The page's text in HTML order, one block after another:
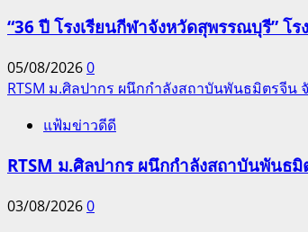
“36 ปี โรงเรียนกีฬาจังหวัดสุพรรณบุรี”
05/08/20260
RTSM ม.ศิลปากร ผนึกกำลังสถาบันพันธมิตรจีน
แฟ้มข่าวดีดี
RTSM ม.ศิลปากร ผนึกกำลังสถาบันพันธ
03/08/20260